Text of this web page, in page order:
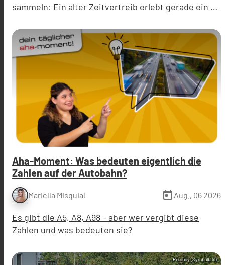
sammeln: Ein alter Zeitvertreib erlebt gerade ein …
Aha-Moment: Was bedeuten eigentlich die
Zahlen auf der Autobahn?
Mariella Misquial today Aug., 06 2026
Es gibt die A5, A8, A98 – aber wer vergibt diese
Zahlen und was bedeuten sie?
Pixabay (Symbolbild)